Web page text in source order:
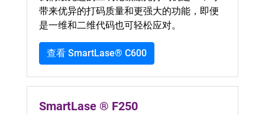
带来优异的打码质量和更强大的功能，即便
是一维和二维代码也可轻松应对。
查看 SmartLase® C600
SmartLase ® F250